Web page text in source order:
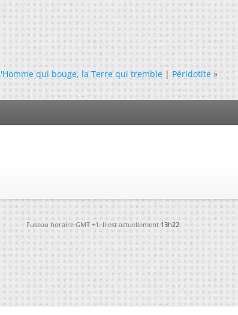
qui bouge, la Terre qui tremble|Péridotite »
Fuseau horaire GMT +1. Il est actuellement13h22.